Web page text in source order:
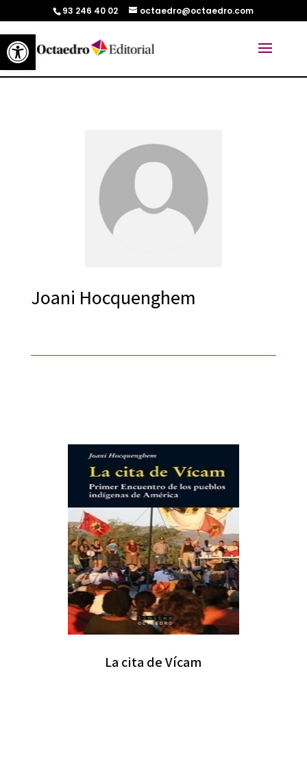
Abrir barra de herramientas
93 246 40 02 octaedro@octaedro.com
Joani Hocquenghem
La cita de Vícam